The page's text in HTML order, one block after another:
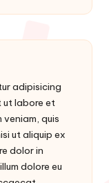
adipisicing
ut labore et
veniam, quis
ut aliquip ex
dolor in
dolore eu